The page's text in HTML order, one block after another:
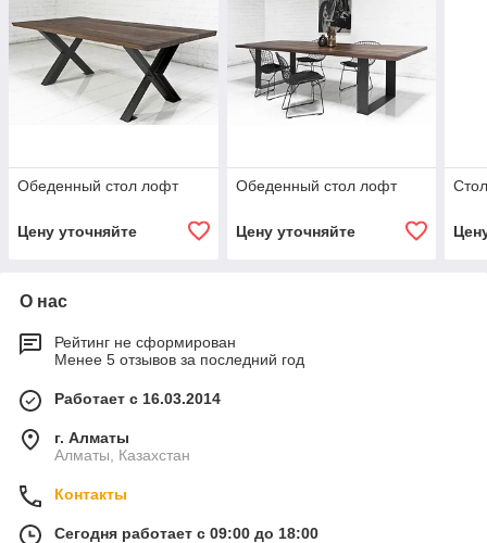
Обеденный стол лофт
Цену уточняйте
Обеденный стол лофт
Цену уточняйте
О нас
Рейтинг не сформирован
Менее 5 отзывов за последний год
Работает с 16.03.2014
г. Алматы
Алматы, Казахстан
Контакты
Сегодня работает с 09:00 до 18:00